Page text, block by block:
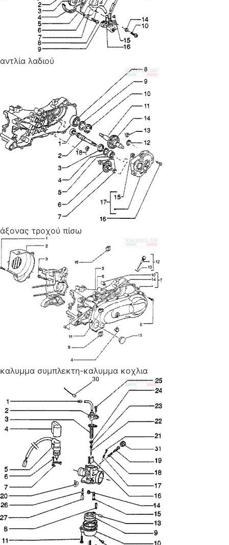
αντλία λαδιού
άξονας τροχού πίσω
καλυμμα συμπλεκτη-καλυμμα κοχλια